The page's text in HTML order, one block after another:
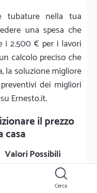
tubature nella tua
una spesa che
i 2.500 € per i lavori
calcolo preciso che
la soluzione migliore
dei migliori
Ernesto.it.
il prezzo
casa
Valori Possibili
Cerca